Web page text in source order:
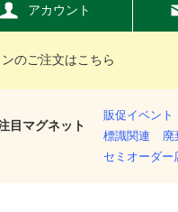
アカウント
のご注文はこちら
目マグネット
販促イベント
標識関連
廃
セミオーダー